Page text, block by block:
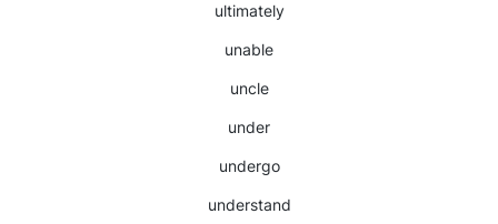
ultimately
unable
uncle
under
undergo
understand